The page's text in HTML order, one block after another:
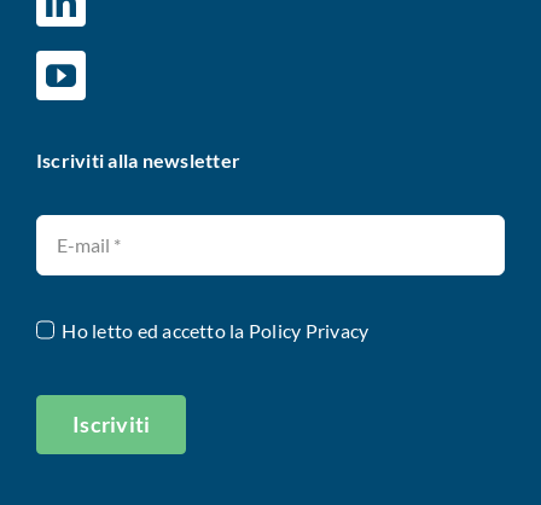
Iscriviti alla newsletter
Ho letto ed accetto la Policy Privacy
Iscriviti